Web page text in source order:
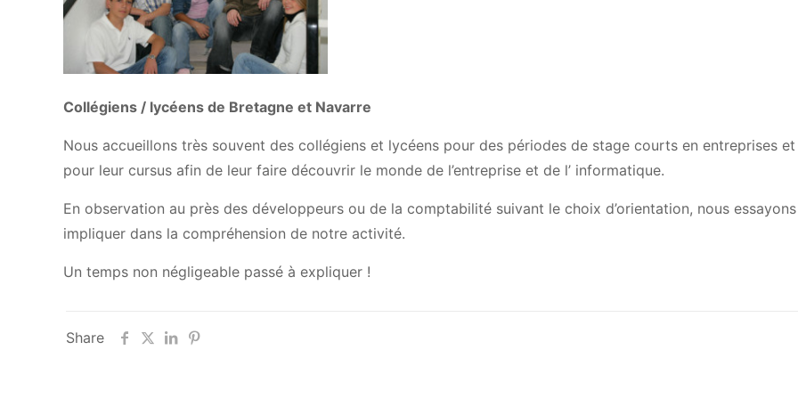
Collégiens / lycéens de Bretagne et Navarre
Nous accueillons très souvent des collégiens et lycéens pour des périodes de stage courts en entreprises
pour leur cursus afin de leur faire découvrir le monde de l’entreprise et de l’ informatique.
En observation au près des développeurs ou de la comptabilité suivant le choix d’orientation, nous
impliquer dans la compréhension de notre activité.
Un temps non négligeable passé à expliquer !
Share